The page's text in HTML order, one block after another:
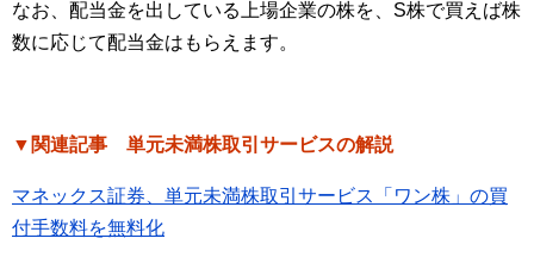
なお、配当金を出している上場企業の株を、S株で買えば株
数に応じて配当金はもらえます。
▼関連記事 単元未満株取引サービスの解説
マネックス証券、単元未満株取引サービス「ワン株」の買
付手数料を無料化